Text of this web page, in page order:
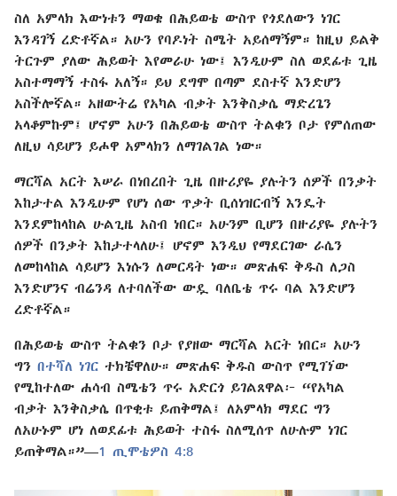
ስለ አምላክ እውነቱን ማወቄ በሕይወቴ ውስጥ የጎደለውን ነገር
እንዳገኝ ረድቶኛል። አሁን የባዶነት ስሜት አይሰማኝም። ከዚህ ይልቅ
ትርጉም ያለው ሕይወት እየመራሁ ነው፤ እንዲሁም ስለ ወደፊቱ ጊዜ
አስተማማኝ ተስፋ አለኝ። ይህ ደግሞ በጣም ደስተኛ እንድሆን
አስችሎኛል። አዘውትሬ የአካል ብቃት እንቅስቃሴ ማድረጌን
አላቆምኩም፤ ሆኖም አሁን በሕይወቴ ውስጥ ትልቁን ቦታ የምሰጠው
ለዚህ ሳይሆን ይሖዋ አምላክን ለማገልገል ነው።
ማርሻል አርት እሠራ በነበረበት ጊዜ በዙሪያዬ ያሉትን ሰዎች በንቃት
እከታተል እንዲሁም የሆነ ሰው ጥቃት ቢሰነዝርብኝ እንዴት
እንደምከላከል ሁልጊዜ አስብ ነበር። አሁንም ቢሆን በዙሪያዬ ያሉትን
ሰዎች በንቃት እከታተላለሁ፤ ሆኖም እንዲህ የማደርገው ራሴን
ለመከላከል ሳይሆን እነሱን ለመርዳት ነው። መጽሐፍ ቅዱስ ለጋስ
እንድሆንና ብሬንዳ ለተባለችው ውዷ ባለቤቴ ጥሩ ባል እንድሆን
ረድቶኛል።
በሕይወቴ ውስጥ ትልቁን ቦታ የያዘው ማርሻል አርት ነበር። አሁን
ግን በተሻለ ነገር ተክቼዋለሁ። መጽሐፍ ቅዱስ ውስጥ የሚገኘው
የሚከተለው ሐሳብ ስሜቴን ጥሩ አድርጎ ይገልጸዋል፦ “የአካል
ብቃት እንቅስቃሴ በጥቂቱ ይጠቅማል፤ ለአምላክ ማደር ግን
ለአሁኑም ሆነ ለወደፊቱ ሕይወት ተስፋ ስለሚሰጥ ለሁሉም ነገር
ይጠቅማል።”—1 ጢሞቴዎስ 4:8